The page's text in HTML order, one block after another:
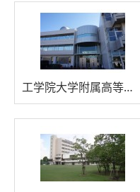
工学院大学附属高等学校综合相册1